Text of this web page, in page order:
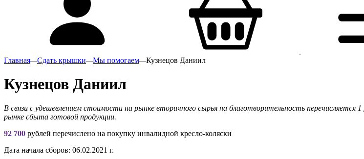
Главная—Сдать крышки—Мы помогаем—Кузнецов Даниил
Кузнецов Даниил
В связи с удешевлением стоимости на рынке вторичного сырья на благотворительность перечисляется
рынке сбыта готовой продукции.
92 700 рублей перечислено на покупку инвалидной кресло-коляски
Дата начала сборов: 06.02.2021 г.